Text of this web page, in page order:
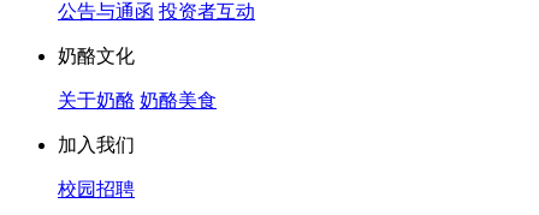
公告与通函 投资者互动
奶酪文化
关于奶酪 奶酪美食
加入我们
校园招聘